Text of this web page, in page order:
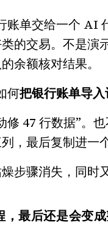
账单交给一个 AI
的交易。不是演
余额核对结果。
何把银行账单导
47 行数据”。
，最后复制进一
步骤消失，同时
，最后还是会变